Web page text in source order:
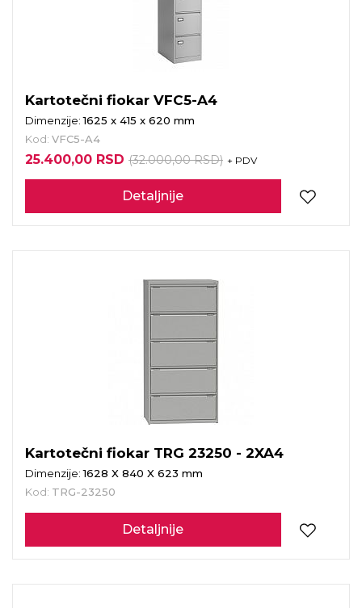
Kartotečni fiokar VFC5-A4
Dimenzije:1625 x 415 x 620 mm
Kod: VFC5-A4
25.400,00 RSD (32.000,00 RSD) + PDV
Detaljnije
Kartotečni fiokar TRG 23250 - 2XA4
Dimenzije:1628 X 840 X 623 mm
Kod: TRG-23250
Detaljnije